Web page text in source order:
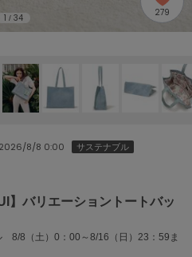
1 / 34 279
2026/8/8 0:00
サステナブル
】バリエーショントートバッ
8/8（土）0：00～8/16（日）23：59ま